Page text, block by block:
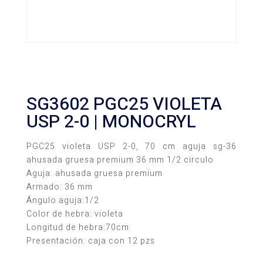
SG3602 PGC25 VIOLETA
USP 2-0 | MONOCRYL
PGC25 violeta USP 2-0, 70 cm aguja sg-36
ahusada gruesa premium 36 mm 1/2 circulo
Aguja: ahusada gruesa premium
Armado: 36 mm
Ángulo aguja:1/2
Color de hebra: violeta
Longitud de hebra:70cm
Presentación: caja con 12 pzs